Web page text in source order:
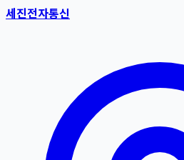
세진전자통신